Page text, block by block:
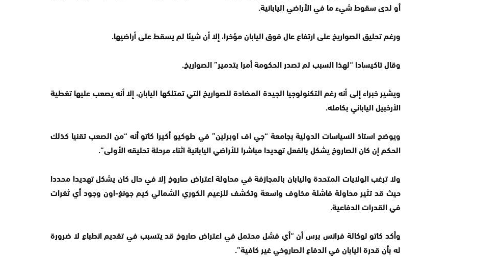
أو لدى سقوط شيء ما في الأراضي اليابانية.
ورغم تحليق الصواريخ على ارتفاع عال فوق اليابان مؤخرا، إلا أن شيئا لم يسقط على أراضيها.
وقال تاكيسادا “لهذا السبب لم تصدر الحكومة أمرا بتدمير” الصواريخ.
ويشير خبراء إلى أنه رغم التكنولوجيا الجيدة المضادة للصواريخ التي تمتلكها اليابان، إلا أنه يصعب عليها تغطية
الأرخبيل الياباني بكامله.
ويوضح استاذ السياسات الدولية بجامعة “جي اف اوبرلين” في طوكيو أكيرا كاتو أنه “من الصعب تقنيا كذلك
الحكم إن كان الصاروخ يشكل بالفعل تهديدا مباشرا للأراضي اليابانية اثناء مرحلة تحليقه الأولى”.
ولا ترغب الولايات المتحدة واليابان بالمجازفة في محاولة اعتراض صاروخ إلا في حال كان يشكل تهديدا محددا
حيث قد تثير محاولة فاشلة مخاوف واسعة وتكشف للزعيم الكوري الشمالي كيم جونغ-اون وجود أي ثغرات
في القدرات الدفاعية.
وأكد كاتو لوكالة فرانس برس أن “أي فشل محتمل في اعتراض صاروخ قد يتسبب في تقديم انطباع لا ضرورة
له بأن قدرة اليابان في الدفاع الصاروخي غير كافية”.